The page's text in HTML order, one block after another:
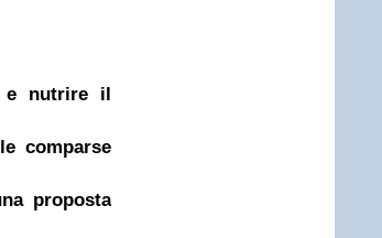
e nutrire il
comparse
proposta